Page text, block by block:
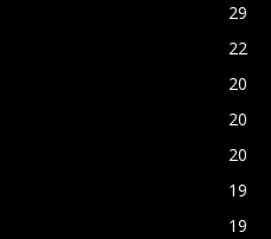
29
22
20
20
20
19
19